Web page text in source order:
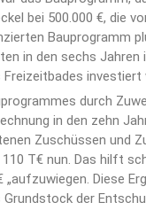
bei 500.000 €, die
Bauprogramm
in den sechs
investiert
durch
in den zehn
Zuschüssen und
T€ nun. Das hilft
Diese
der